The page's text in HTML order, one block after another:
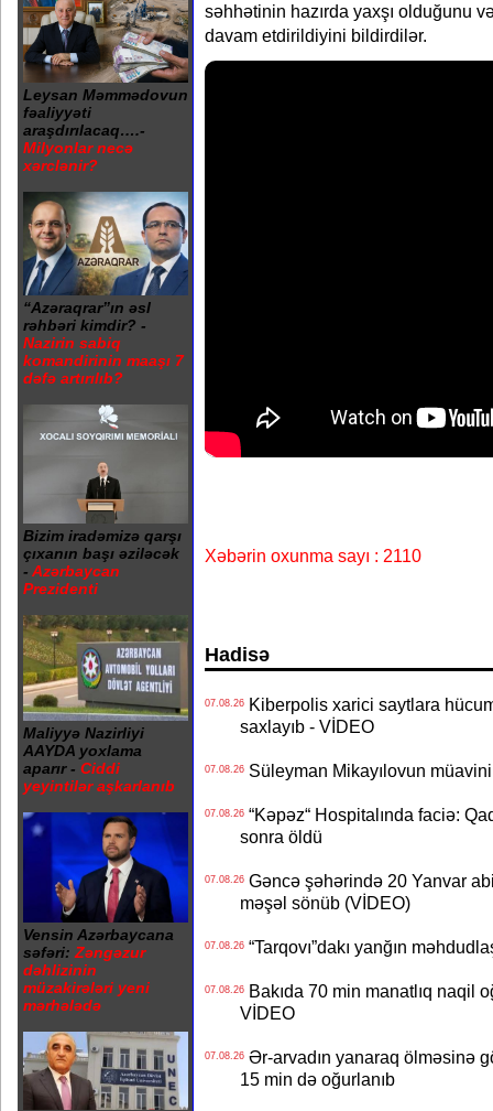
Leysan Məmmədovun
fəaliyyəti
araşdırılacaq….-
Milyonlar necə
xərclənir?
“Azəraqrar”ın əsl
rəhbəri kimdir? -
Nazirin sabiq
komandirinin maaşı 7
dəfə artırılıb?
Bizim iradəmizə qarşı
çıxanın başı əziləcək
- Azərbaycan
Prezidenti
Maliyyə Nazirliyi
AAYDA yoxlama
aparır - Ciddi
yeyintilər aşkarlanıb
Vensin Azərbaycana
səfəri: Zəngəzur
dəhlizinin
müzakirələri yeni
mərhələdə
səhhətinin hazırda yaxşı olduğunu
davam etdirildiyini bildirdilər.
Xəbərin oxunma sayı : 2110
Hadisə
07.08.26Kiberpolis xarici saytlara
saxlayıb - VİDEO
07.08.26Süleyman Mikayılovun
07.08.26“Kəpəz“ Hospitalında faciə:
sonra öldü
07.08.26Gəncə şəhərində 20 Yanvar
məşəl sönüb (VİDEO)
07.08.26“Tarqovı”dakı yanğın
07.08.26Bakıda 70 min manatlıq naqil
VİDEO
07.08.26Ər-arvadın yanaraq ölməsinə
15 min də oğurlanıb